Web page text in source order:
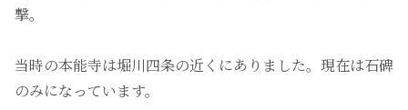
撃。
当時の本能寺は堀川四条の近くにありました。現在は石碑
のみになっています。